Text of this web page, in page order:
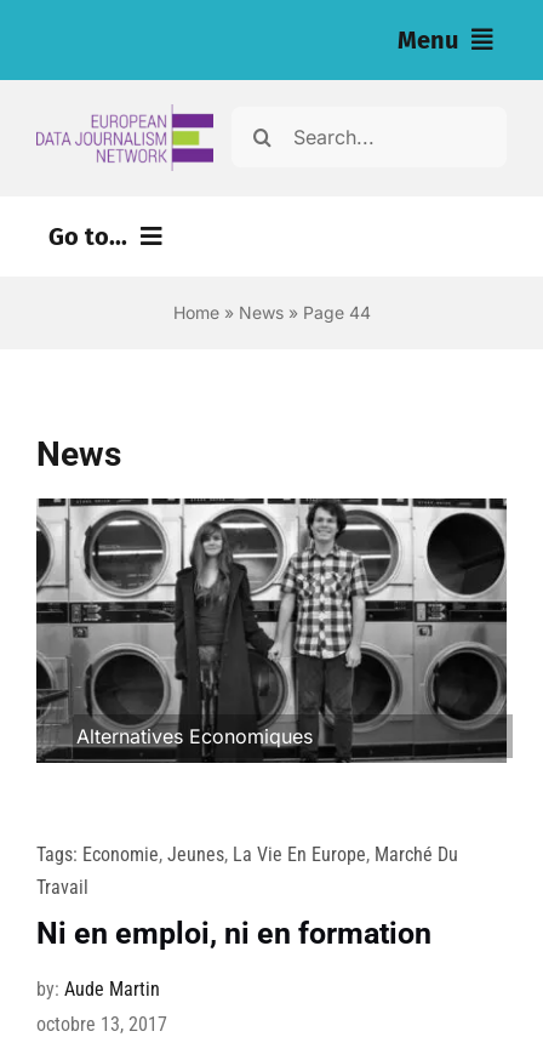
Menu
Ressources pour les journalistes (eng)
Français
Search
Go to...
Home» News» Page 44
News
Alternatives Economiques
Tags: Economie, Jeunes, La Vie En Europe, Marché Du
Travail
Ni en emploi, ni en formation
by: Aude Martin
octobre 13, 2017